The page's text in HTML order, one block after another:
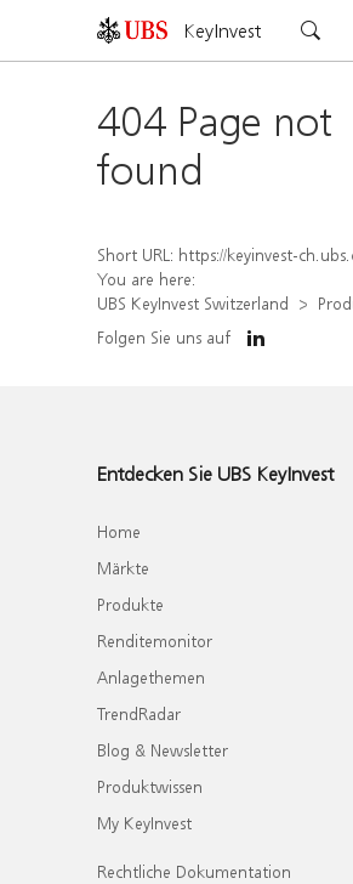
KeyInvest
404 Page not
found
Short URL: https://keyinvest-ch.ubs.com/produkt/detail/
You are here:
UBS KeyInvest Switzerland
Folgen Sie uns auf
Entdecken Sie UBS KeyInvest
Home
Märkte
Produkte
Renditemonitor
Anlagethemen
TrendRadar
Blog & Newsletter
Produktwissen
My KeyInvest
Rechtliche Dokumentation